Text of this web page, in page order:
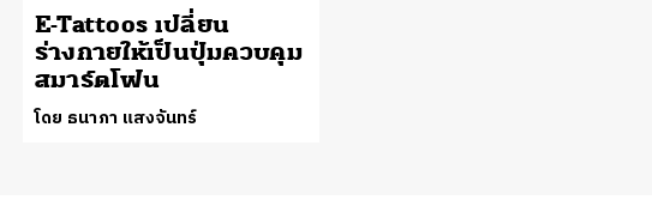
E-Tattoos เปลี่ยน
ร่างกายให้เป็นปุ่มควบคุม
สมาร์ตโฟน
โดย ธนาภา แสงจันทร์